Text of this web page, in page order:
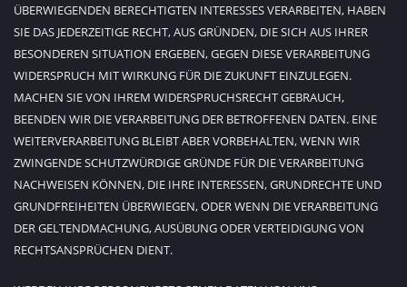
ÜBERWIEGENDEN BERECHTIGTEN INTERESSES VERARBEITEN, HABEN
SIE DAS JEDERZEITIGE RECHT, AUS GRÜNDEN, DIE SICH AUS IHRER
BESONDEREN SITUATION ERGEBEN, GEGEN DIESE VERARBEITUNG
WIDERSPRUCH MIT WIRKUNG FÜR DIE ZUKUNFT EINZULEGEN.
MACHEN SIE VON IHREM WIDERSPRUCHSRECHT GEBRAUCH,
BEENDEN WIR DIE VERARBEITUNG DER BETROFFENEN DATEN. EINE
WEITERVERARBEITUNG BLEIBT ABER VORBEHALTEN, WENN WIR
ZWINGENDE SCHUTZWÜRDIGE GRÜNDE FÜR DIE VERARBEITUNG
NACHWEISEN KÖNNEN, DIE IHRE INTERESSEN, GRUNDRECHTE UND
GRUNDFREIHEITEN ÜBERWIEGEN, ODER WENN DIE VERARBEITUNG
DER GELTENDMACHUNG, AUSÜBUNG ODER VERTEIDIGUNG VON
RECHTSANSPRÜCHEN DIENT.